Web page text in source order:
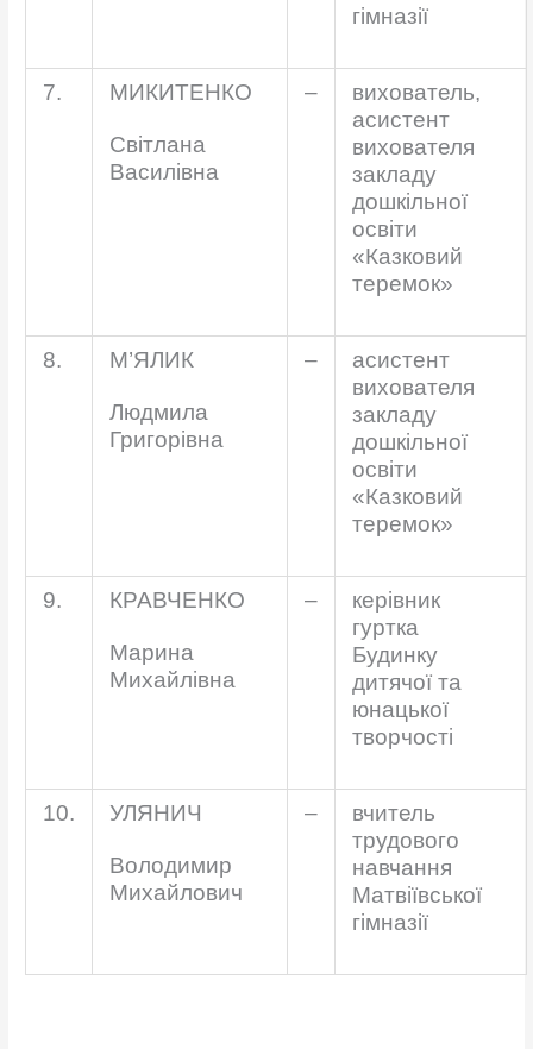
гімназії
7. МИКИТЕНКО
Світлана
Василівна
–
вихователь,
асистент
вихователя
закладу
дошкільної
освіти
«Казковий
теремок»
8. М’ЯЛИК
Людмила
Григорівна
–
асистент
вихователя
закладу
дошкільної
освіти
«Казковий
теремок»
9. КРАВЧЕНКО
Марина
Михайлівна
–
керівник
гуртка
Будинку
дитячої та
юнацької
творчості
10. УЛЯНИЧ
Володимир
Михайлович
–
вчитель
трудового
навчання
Матвіївської
гімназії